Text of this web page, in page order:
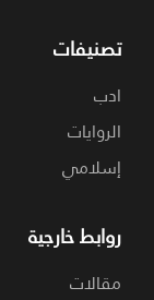
تصنيفات
ادب
الروايات
إسلامي
روابط خارجية
مقالات